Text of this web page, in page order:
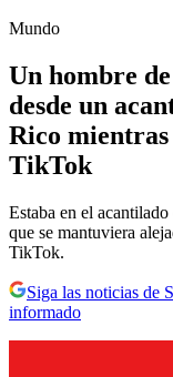
Mundo
Un hombre
desde un
Rico
TikTok
Estaba en el
que se mantuviera
TikTok.
Siga las noticias de
informado